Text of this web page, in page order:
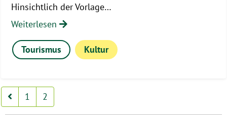
Hinsichtlich der Vorlage…
Weiterlesen
Tourismus Kultur
1 2